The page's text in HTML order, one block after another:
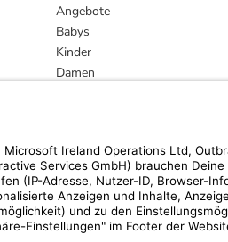
Angebote
Babys
Kinder
Damen
Marken